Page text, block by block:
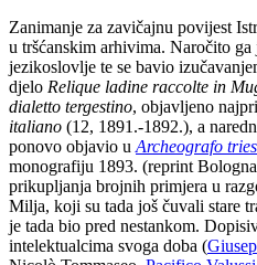
Zanimanje za zavičajnu povijest
u tršćanskim arhivima. Naročito
jezikoslovlje te se bavio
djelo Relique ladine raccolte in
dialetto tergestino, objavljeno
italiano (12, 1891.-1892.), a
ponovo objavio u Archeografo
monografiju 1893. (reprint
prikupljanja brojnih primjera u
Milja, koji su tada još čuvali stare
je tada bio pred nestankom.
intelektualcima svoga doba (